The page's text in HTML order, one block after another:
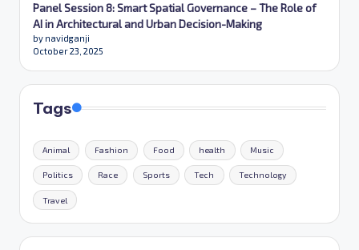
Panel Session 8: Smart Spatial Governance – The Role of
AI in Architectural and Urban Decision-Making
by navidganji
October 23, 2025
Tags
Animal Fashion Food health Music
Politics Race Sports Tech Technology
Travel